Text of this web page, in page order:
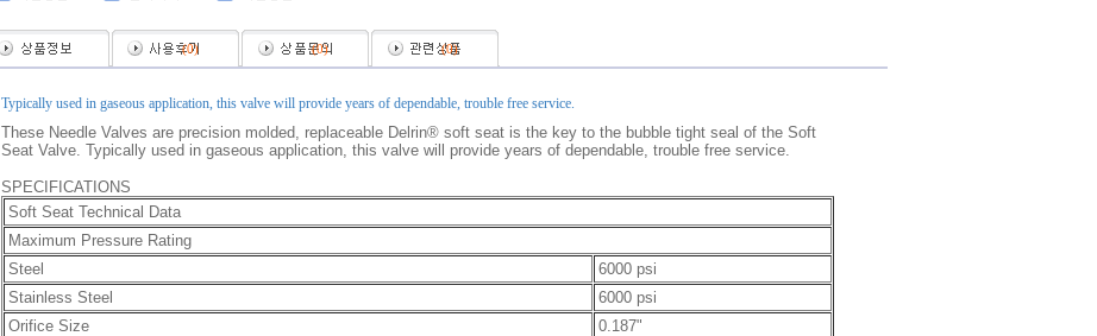
(0) (0) (0)
Typically used in gaseous application, this valve will provide years of dependable, trouble free service.
These Needle Valves are precision molded, replaceable Delrin® soft seat is the key to the bubble tight seal of the Soft
Seat Valve. Typically used in gaseous application, this valve will provide years of dependable, trouble free service.
SPECIFICATIONS
Soft Seat Technical Data
Maximum Pressure Rating
Steel
6000 psi
Stainless Steel
6000 psi
Orifice Size
0.187"